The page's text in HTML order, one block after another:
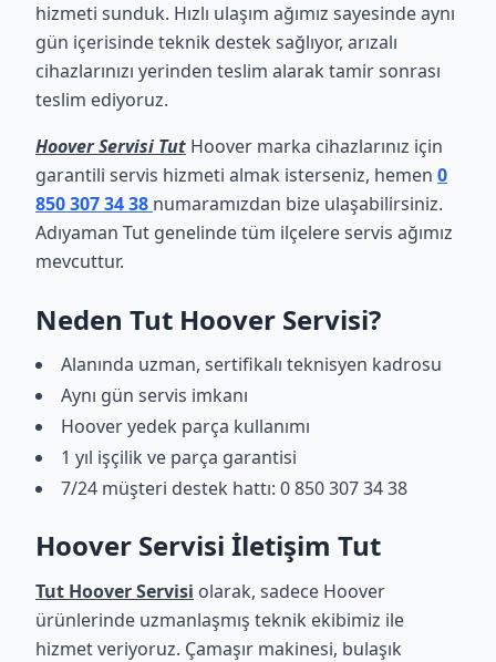
hizmeti sunduk. Hızlı ulaşım ağımız sayesinde aynı
gün içerisinde teknik destek sağlıyor, arızalı
cihazlarınızı yerinden teslim alarak tamir sonrası
teslim ediyoruz.
Hoover Servisi Tut Hoover marka cihazlarınız için
garantili servis hizmeti almak isterseniz, hemen 0
850 307 34 38 numaramızdan bize ulaşabilirsiniz.
Adıyaman Tut genelinde tüm ilçelere servis ağımız
mevcuttur.
Neden Tut Hoover Servisi?
Alanında uzman, sertifikalı teknisyen kadrosu
Aynı gün servis imkanı
Hoover yedek parça kullanımı
1 yıl işçilik ve parça garantisi
7/24 müşteri destek hattı: 0 850 307 34 38
Hoover Servisi İletişim Tut
Tut Hoover Servisi olarak, sadece Hoover
ürünlerinde uzmanlaşmış teknik ekibimiz ile
hizmet veriyoruz. Çamaşır makinesi, bulaşık